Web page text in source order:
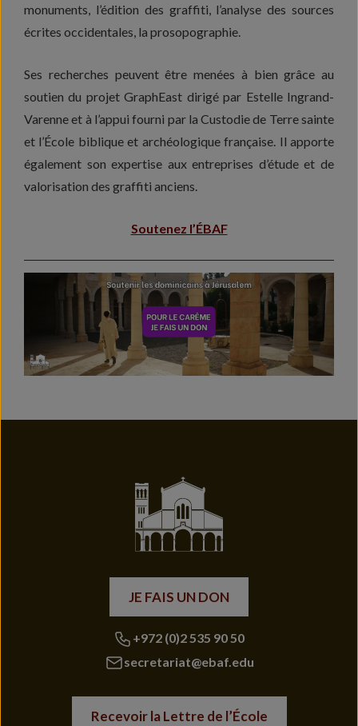
monuments, l’édition des graffiti, l’analyse des sources
écrites occidentales, la prosopographie.
Ses recherches peuvent être menées à bien grâce au
soutien du projet GraphEast dirigé par Estelle Ingrand-
Varenne et à l’appui fourni par la Custodie de Terre sainte
et l’École biblique et archéologique française. Il apporte
également son expertise aux entreprises d’étude et de
valorisation des graffiti anciens.
Soutenez l’ÉBAF
JE FAIS UN DON
+972 (0)2 535 90 50
secretariat@ebaf.edu
Recevoir la Lettre de l’École